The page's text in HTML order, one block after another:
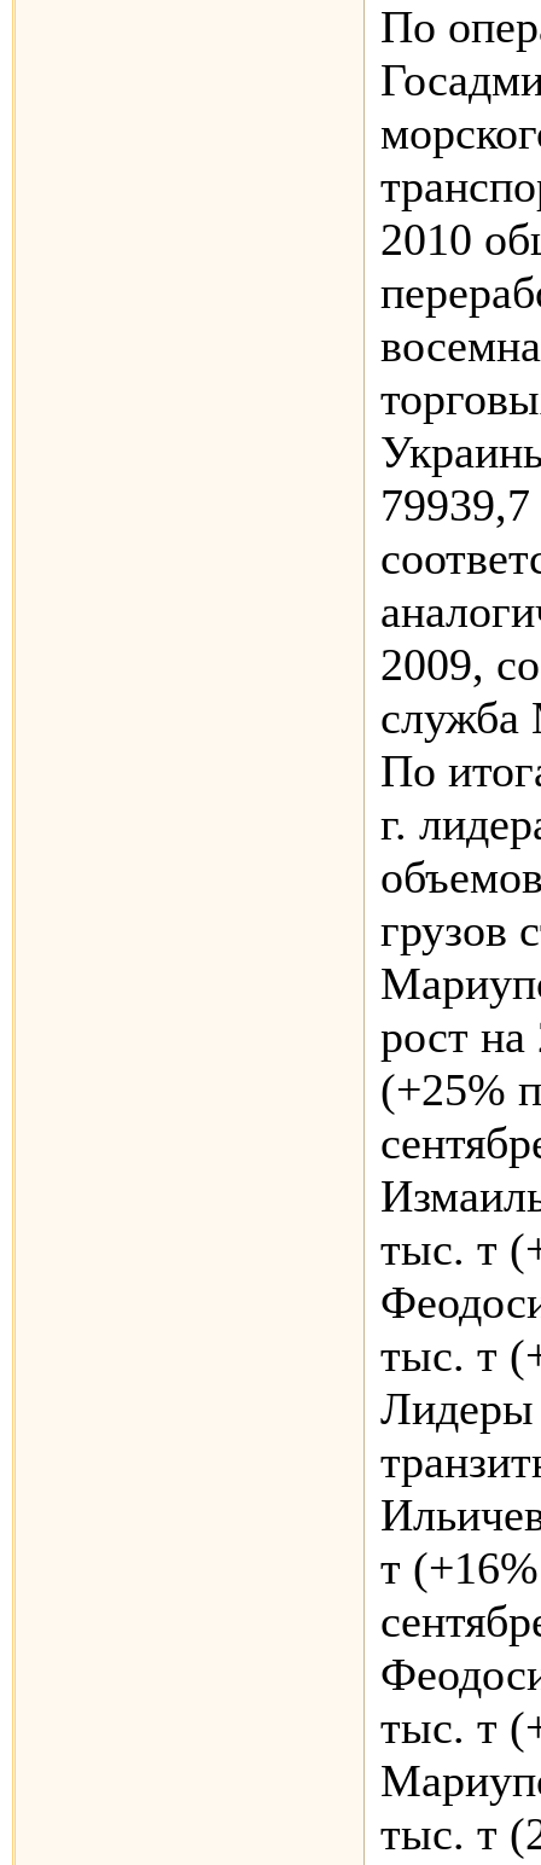
По
2010
2009,
служба
По
г.
грузов
рост
(+25%
тыс. т
тыс. т
Лидеры
т
тыс. т
тыс. т